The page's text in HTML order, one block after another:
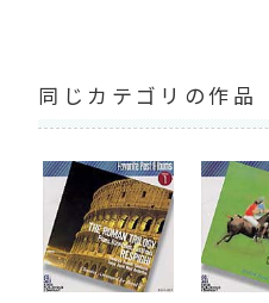
同じカテゴリの作品